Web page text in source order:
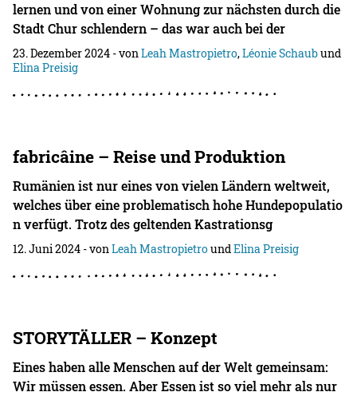
lernen und von einer Wohnung zur nächsten durch die
Stadt Chur schlendern – das war auch bei der
23. Dezember 2024 - vonLeah Mastropietro,Léonie Schaubund
Elina Preisig
fabricâine – Reise und Produktion
Rumänien ist nur eines von vielen Ländern weltweit,
welches über eine problematisch hohe Hundepopulatio
n verfügt. Trotz des geltenden Kastrationsg
12. Juni 2024 - vonLeah MastropietroundElina Preisig
STORYTÄLLER – Konzept
Eines haben alle Menschen auf der Welt gemeinsam:
Wir müssen essen. Aber Essen ist so viel mehr als nur